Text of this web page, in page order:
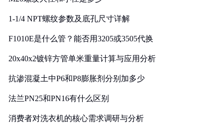
1-1/4 NPT螺纹参数及底孔尺寸详解
F1010E是什么管？能否用3205或3505代换
20x40x2镀锌方管单米重量计算与应用分析
抗渗混凝土中P6和P8膨胀剂分别加多少
法兰PN25和PN16有什么区别
消费者对洗衣机的核心需求调研与分析